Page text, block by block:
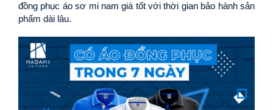
đồng phục áo sơ mi nam giá tốt với thời gian bảo hành sản
phẩm dài lâu.